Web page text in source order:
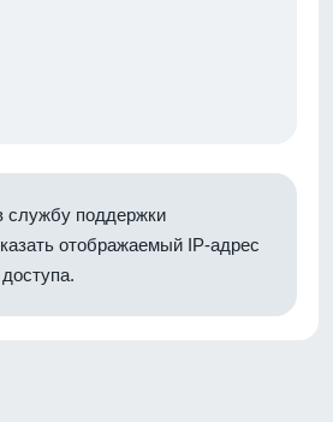
службу поддержки
отображаемый IP-адрес